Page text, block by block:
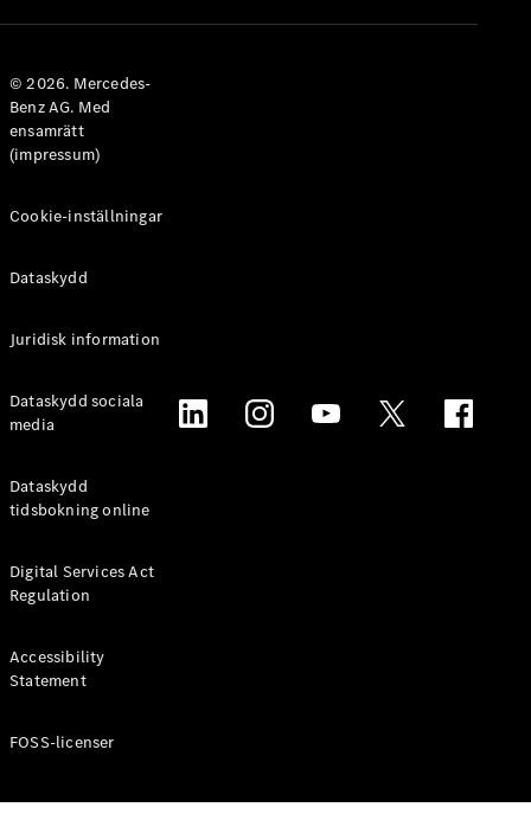
Familjebilar
van
Marco Polo
Marco Polo
Horizon
Konfigurator
Store
© 2026. Mercedes-
Benz AG. Med
ensamrätt
(impressum)
Cookie-inställningar
Dataskydd
Juridisk information
Dataskydd sociala
media
Dataskydd
tidsbokning online
Digital Services Act
Regulation
Accessibility
Statement
FOSS-licenser